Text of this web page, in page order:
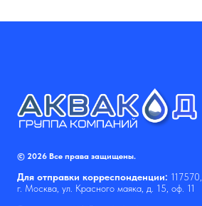
© 2026 Все права защищены.
Для отправки корреспонденции: 117570,
г. Москва, ул. Красного маяка, д. 15, оф. 11